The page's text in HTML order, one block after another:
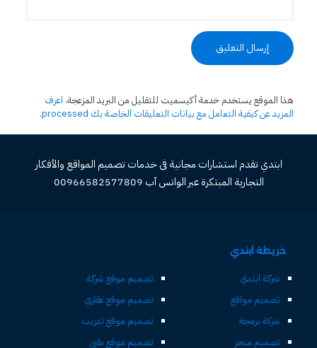
هذا الموقع يستخدم خدمة أكيسميت للتقليل من البريد المزعجة. اعرف
المزيد عن كيفية التعامل مع بيانات التعليقات الخاصة بك processed
.
ابتدي تقدم استشارات مجانية فى خدمات تصميم المواقع والأفكار
التجارية المبتكرة عبر الواتس آب 00966582577809
خريطة ابتدي
شركة ابتدي
تصميم مواقع
شركة برمجة
تصميم متجر
تصميم موقع شركة
تصميم موقع عقاري
تصميم موقع تدريب
تصميم موقع طبي